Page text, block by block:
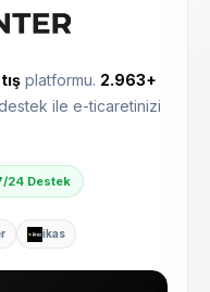
platformu. 2.963+
ile e-ticaretinizi
24 Destek
ikas